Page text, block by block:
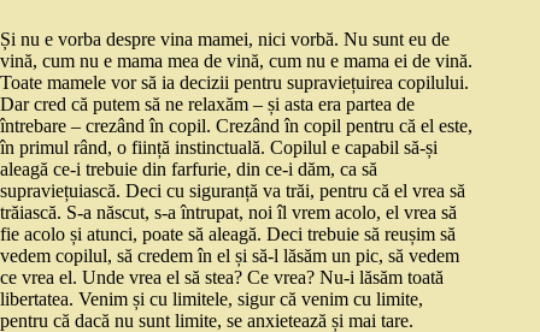
Și nu e vorba despre vina mamei, nici vorbă. Nu sunt eu de
vină, cum nu e mama mea de vină, cum nu e mama ei de vină.
Toate mamele vor să ia decizii pentru supraviețuirea copilului.
Dar cred că putem să ne relaxăm – și asta era partea de
întrebare – crezând în copil. Crezând în copil pentru că el este,
în primul rând, o ființă instinctuală. Copilul e capabil să-și
aleagă ce-i trebuie din farfurie, din ce-i dăm, ca să
supraviețuiască. Deci cu siguranță va trăi, pentru că el vrea să
trăiască. S-a născut, s-a întrupat, noi îl vrem acolo, el vrea să
fie acolo și atunci, poate să aleagă. Deci trebuie să reușim să
vedem copilul, să credem în el și să-l lăsăm un pic, să vedem
ce vrea el. Unde vrea el să stea? Ce vrea? Nu-i lăsăm toată
libertatea. Venim și cu limitele, sigur că venim cu limite,
pentru că dacă nu sunt limite, se anxietează și mai tare.